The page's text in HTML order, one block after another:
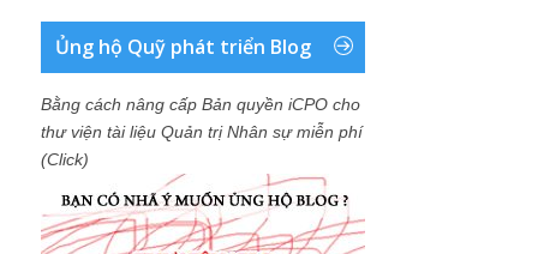
Ủng hộ Quỹ phát triển Blog
Bằng cách nâng cấp Bản quyền iCPO cho
thư viện tài liệu Quản trị Nhân sự miễn phí
(Click)